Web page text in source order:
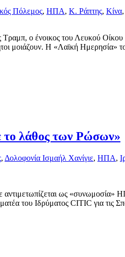
Πόλεμος, ΗΠΑ, Κ. Ράπτης, Κίνα,
ο ένοικος του Λευκού
μοιάζουν. Η «Λαϊκή Ημερησία»
το λάθος των Ρώσων»
, Δολοφονία Ισμαήλ Χανίγιε, ΗΠΑ,
ως «συνωμοσία»
του Ιδρύματος CITIC για τις